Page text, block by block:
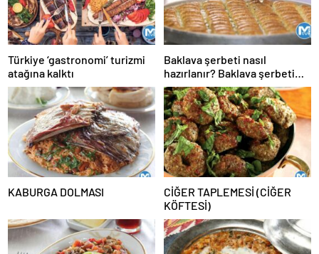
Türkiye ‘gastronomi’ turizmi
atağına kalktı
Baklava şerbeti nasıl
hazırlanır? Baklava şerbeti
ölçüsü, kıvamı, tarifi
KABURGA DOLMASI
CİĞER TAPLEMESİ (CİĞER
KÖFTESİ)